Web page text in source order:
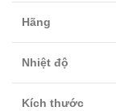
Hãng
Nhiệt độ
Kích thước